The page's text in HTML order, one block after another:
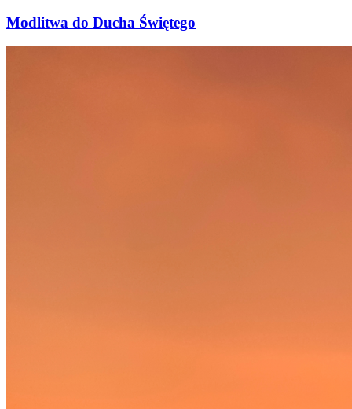
Modlitwa do Ducha Świętego